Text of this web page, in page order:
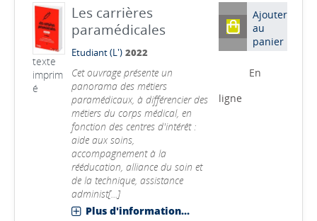
texte
imprim
é
Les carrières
paramédicales
Etudiant (L') 2022
Cet ouvrage présente un
panorama des métiers
paramédicaux, à différencier des
métiers du corps médical, en
fonction des centres d'intérêt :
aide aux soins,
accompagnement à la
rééducation, alliance du soin et
de la technique, assistance
administ[...]
Plus d'information...
Ajouter
au
panier
En
ligne